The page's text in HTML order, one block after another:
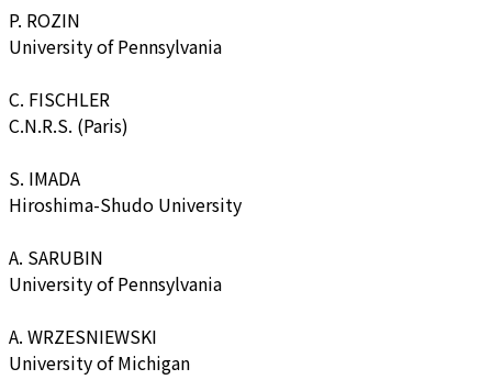
P. ROZIN
University of Pennsylvania
C. FISCHLER
C.N.R.S. (Paris)
S. IMADA
Hiroshima-Shudo University
A. SARUBIN
University of Pennsylvania
A. WRZESNIEWSKI
University of Michigan